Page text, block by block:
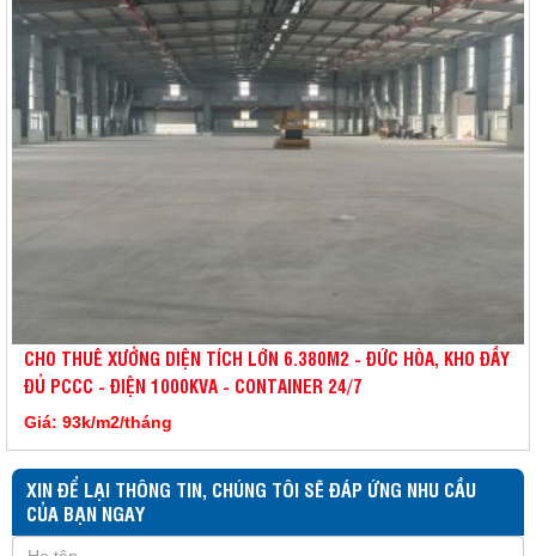
CHO THUÊ XƯỞNG DIỆN TÍCH LỚN 6.380M2 - ĐỨC HÒA, KHO ĐẦY
ĐỦ PCCC - ĐIỆN 1000KVA - CONTAINER 24/7
Giá: 93k/m2/tháng
XIN ĐỂ LẠI THÔNG TIN, CHÚNG TÔI SẼ ĐÁP ỨNG NHU CẦU
CỦA BẠN NGAY